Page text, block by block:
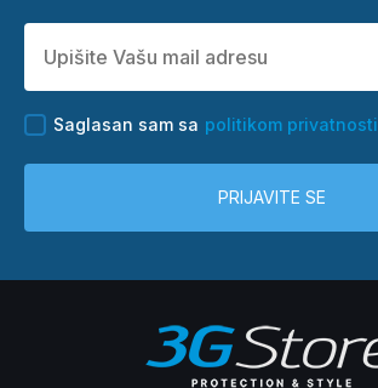
Saglasan sam sa politikom privatnosti
PRIJAVITE SE